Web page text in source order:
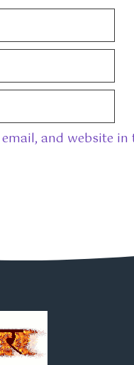
email, and website